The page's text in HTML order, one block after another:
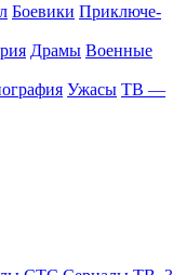
Бое­ви­ки При­клю­че­
Дра­мы Во­ен­ные
Ужа­сы ТВ —